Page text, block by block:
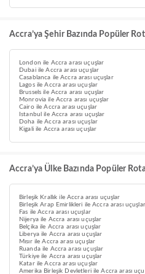
Accra’ya Şehir Bazında Popüler
London ile Accra arası uçuşlar
Dubai ile Accra arası uçuşlar
Casablanca ile Accra arası uçuşlar
Lagos ile Accra arası uçuşlar
Brussels ile Accra arası uçuşlar
Monrovia ile Accra arası uçuşlar
Cairo ile Accra arası uçuşlar
Istanbul ile Accra arası uçuşlar
Doha ile Accra arası uçuşlar
Kigali ile Accra arası uçuşlar
Accra’ya Ülke Bazında Popüler
Birleşik Krallık ile Accra arası uçuşlar
Birleşik Arap Emirlikleri ile Accra arası uçuşlar
Fas ile Accra arası uçuşlar
Nijerya ile Accra arası uçuşlar
Belçika ile Accra arası uçuşlar
Liberya ile Accra arası uçuşlar
Mısır ile Accra arası uçuşlar
Ruanda ile Accra arası uçuşlar
Türkiye ile Accra arası uçuşlar
Katar ile Accra arası uçuşlar
Amerika Birleşik Devletleri ile Accra arası